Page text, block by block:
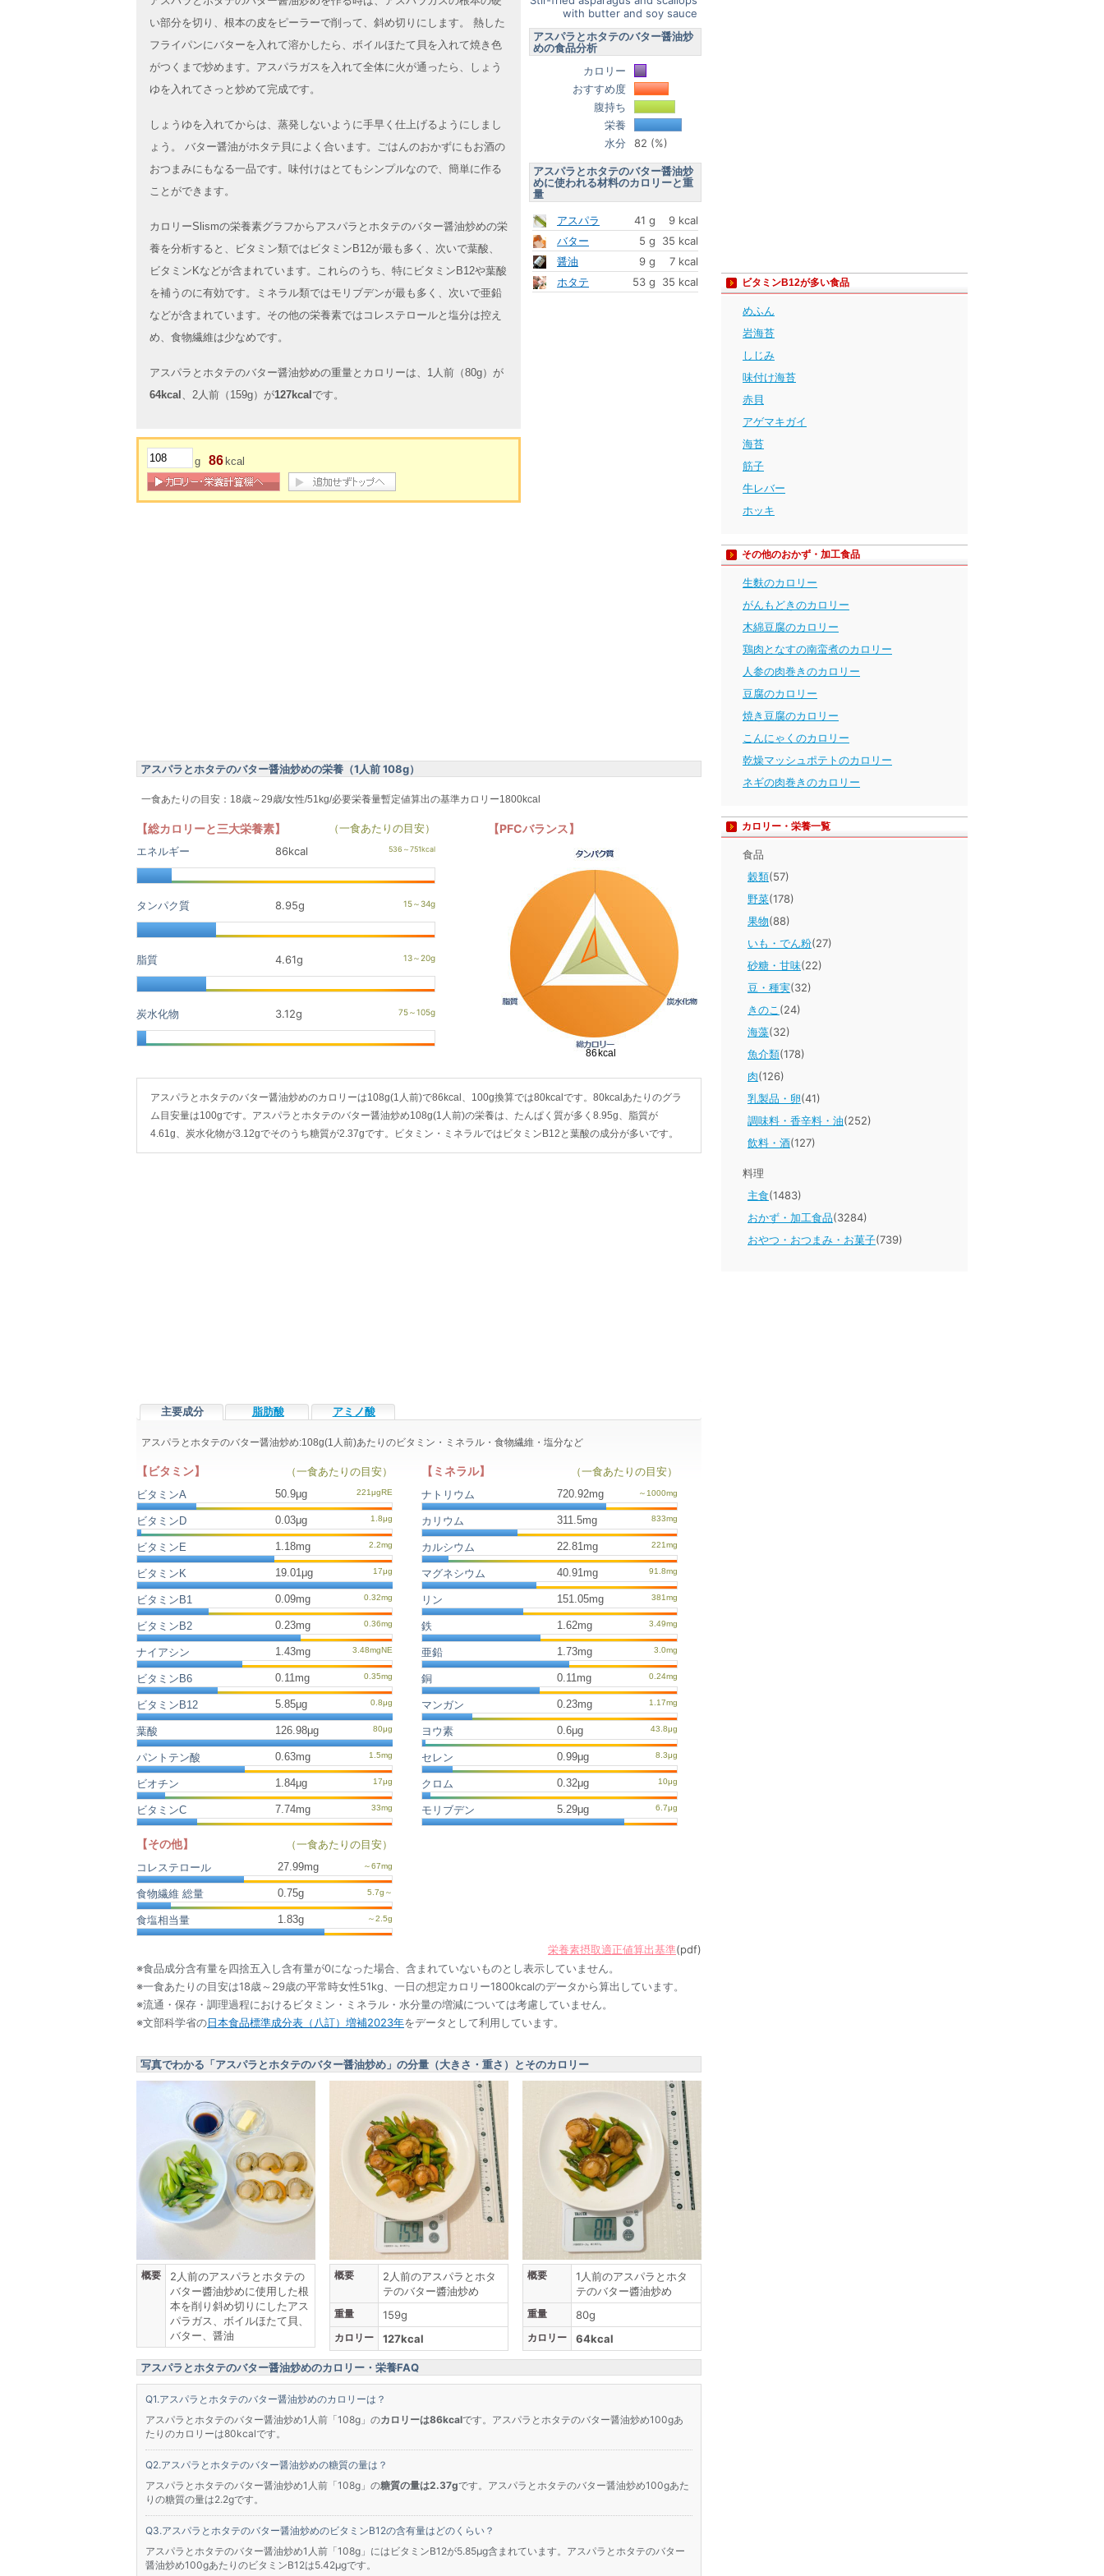
い部分を切り、根本の皮をピーラーで削って、斜め切りにします。 熱した
フライパンにバターを入れて溶かしたら、ボイルほたて貝を入れて焼き色
がつくまで炒めます。アスパラガスを入れて全体に火が通ったら、しょう
ゆを入れてさっと炒めて完成です。
しょうゆを入れてからは、蒸発しないように手早く仕上げるようにしまし
ょう。 バター醤油がホタテ貝によく合います。ごはんのおかずにもお酒の
おつまみにもなる一品です。味付けはとてもシンプルなので、簡単に作る
ことができます。
カロリーSlismの栄養素グラフからアスパラとホタテのバター醤油炒めの栄
養を分析すると、ビタミン類ではビタミンB12が最も多く、次いで葉酸、
ビタミンKなどが含まれています。これらのうち、特にビタミンB12や葉酸
を補うのに有効です。ミネラル類ではモリブデンが最も多く、次いで亜鉛
などが含まれています。その他の栄養素ではコレステロールと塩分は控え
め、食物繊維は少なめです。
アスパラとホタテのバター醤油炒めの重量とカロリーは、1人前（80g）が
64kcal 、2人前（159g）が127kcal です。
g 86 kcal
with butter and soy sauce
アスパラとホタテのバター醤油炒
めの食品分析
カロリー
おすすめ度
腹持ち
栄養
水分
82 (%)
アスパラとホタテのバター醤油炒
めに使われる材料のカロリーと重
量
アスパラ
41 g
9 kcal
バター
5 g
35 kcal
醤油
9 g
7 kcal
ホタテ
53 g 35 kcal
アスパラとホタテのバター醤油炒めの栄養（1人前 108g）
一食あたりの目安：18歳～29歳/女性/51kg/必要栄養量暫定値算出の基準カロリー1800kcal
【総カロリーと三大栄養素】
（一食あたりの目安）
エネルギー
86kcal
タンパク質 8.95g
脂質 4.61g
炭水化物 3.12g
【PFCバランス】
アスパラとホタテのバター醤油炒めのカロリーは108g(1人前)で86kcal、100g換算では80kcalです。80kcalあたりのグラ
ム目安量は100gです。アスパラとホタテのバター醤油炒め108g(1人前)の栄養は、たんぱく質が多く8.95g、脂質が
4.61g、炭水化物が3.12gでそのうち糖質が2.37gです。ビタミン・ミネラルではビタミンB12と葉酸の成分が多いです。
主要成分 脂肪酸 アミノ酸
アスパラとホタテのバター醤油炒め:108g(1人前)あたりのビタミン・ミネラル・食物繊維・塩分など
【ビタミン】
（一食あたりの目安）
ビタミンA
50.9μg
ビタミンD 0.03μg
ビタミンE 1.18mg
ビタミンK 19.01μg
ビタミンB1 0.09mg
ビタミンB2 0.23mg
ナイアシン 1.43mg
ビタミンB6 0.11mg
ビタミンB12 5.85μg
葉酸 126.98μg
パントテン酸 0.63mg
ビオチン 1.84μg
ビタミンC 7.74mg
【ミネラル】
（一食あたりの目安）
ナトリウム
720.92mg
カリウム 311.5mg
カルシウム 22.81mg
マグネシウム 40.91mg
リン 151.05mg
鉄 1.62mg
亜鉛 1.73mg
銅 0.11mg
マンガン 0.23mg
ヨウ素 0.6μg
セレン 0.99μg
クロム 0.32μg
モリブデン 5.29μg
【その他】
（一食あたりの目安）
コレステロール
27.99mg
食物繊維 総量 0.75g
食塩相当量 1.83g
栄養素摂取適正値算出基準(pdf)
※食品成分含有量を四捨五入し含有量が0になった場合、含まれていないものとし表示していません。
※一食あたりの目安は18歳～29歳の平常時女性51kg、一日の想定カロリー1800kcalのデータから算出しています。
※流通・保存・調理過程におけるビタミン・ミネラル・水分量の増減については考慮していません。
※文部科学省の日本食品標準成分表（八訂）増補2023年をデータとして利用しています。
写真でわかる「アスパラとホタテのバター醤油炒め」の分量（大きさ・重さ）とそのカロリー
概要
2人前のアスパラとホタテの
バター醬油炒めに使用した根
本を削り斜め切りにしたアス
パラガス、ボイルほたて貝、
バター、醤油
概要
2人前のアスパラとホタ
テのバター醬油炒め
重量 159g
カロリー 127kcal
概要
1人前のアスパラとホタ
テのバター醬油炒め
重量 80g
カロリー 64kcal
アスパラとホタテのバター醤油炒めのカロリー・栄養FAQ
アスパラとホタテのバター醤油炒めのカロリーは？
アスパラとホタテのバター醤油炒め1人前「108g」のカロリーは86kcalです。アスパラとホタテのバター醤油炒め100gあ
たりのカロリーは80kcalです。
アスパラとホタテのバター醤油炒めの糖質の量は？
アスパラとホタテのバター醤油炒め1人前「108g」の糖質の量は2.37gです。アスパラとホタテのバター醤油炒め100gあた
りの糖質の量は2.2gです。
アスパラとホタテのバター醤油炒めのビタミンB12の含有量はどのくらい？
アスパラとホタテのバター醤油炒め1人前「108g」にはビタミンB12が5.85μg含まれています。アスパラとホタテのバター
醤油炒め100gあたりのビタミンB12は5.42μgです。
ビタミンB12が多い食品
めふん
岩海苔
しじみ
味付け海苔
赤貝
アゲマキガイ
海苔
筋子
牛レバー
ホッキ
その他のおかず・加工食品
生麩のカロリー
がんもどきのカロリー
木綿豆腐のカロリー
鶏肉となすの南蛮煮のカロリー
人参の肉巻きのカロリー
豆腐のカロリー
焼き豆腐のカロリー
こんにゃくのカロリー
乾燥マッシュポテトのカロリー
ネギの肉巻きのカロリー
カロリー・栄養一覧
食品
穀類(57)
野菜(178)
果物(88)
いも・でん粉(27)
砂糖・甘味(22)
豆・種実(32)
きのこ (24)
海藻(32)
魚介類(178)
肉(126)
乳製品・卵(41)
調味料・香辛料・油(252)
飲料・酒(127)
料理
主食(1483)
おかず・加工食品(3284)
おやつ・おつまみ・お菓子(739)